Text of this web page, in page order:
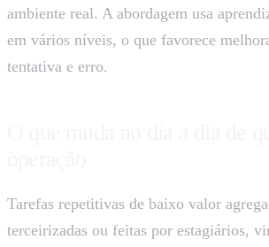
ambiente real. A abordagem usa
em vários níveis, o que favorece
tentativa e erro.
Tarefas repetitivas de baixo valor
terceirizadas ou feitas por estagiários,